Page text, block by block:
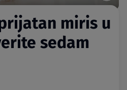
miris u
sedam